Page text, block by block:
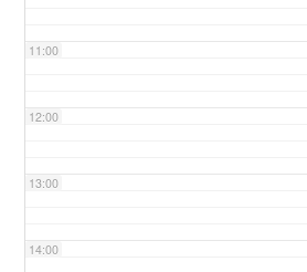
11:00
12:00
13:00
14:00